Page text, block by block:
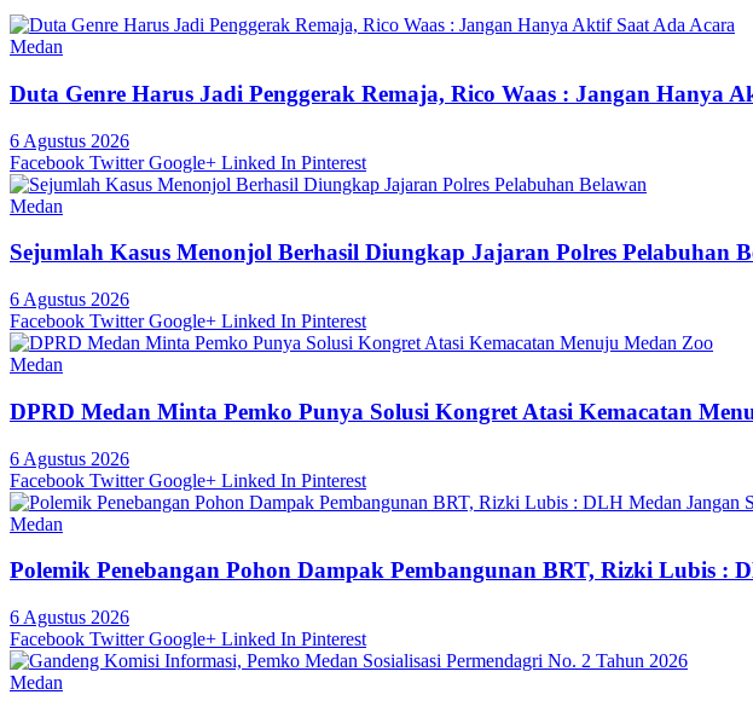
Medan
Duta Genre Harus Jadi Penggerak Remaja, Rico Waas : Jangan Hanya
6 Agustus 2026
Facebook Twitter Google+ Linked In Pinterest
Medan
Sejumlah Kasus Menonjol Berhasil Diungkap Jajaran Polres Pelabuhan
6 Agustus 2026
Facebook Twitter Google+ Linked In Pinterest
Medan
DPRD Medan Minta Pemko Punya Solusi Kongret Atasi Kemacatan
6 Agustus 2026
Facebook Twitter Google+ Linked In Pinterest
Medan
Polemik Penebangan Pohon Dampak Pembangunan BRT, Rizki Lubis :
6 Agustus 2026
Facebook Twitter Google+ Linked In Pinterest
Medan